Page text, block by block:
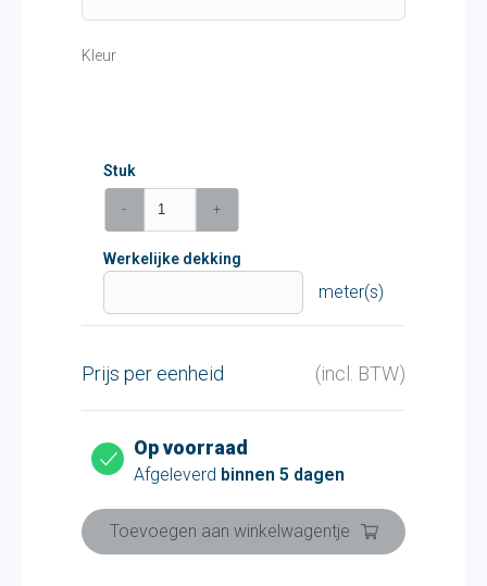
Kleur
Stuk
- +
Werkelijke dekking
meter(s)
Prijs per eenheid (incl. BTW)
Op voorraad
Afgeleverd binnen 5 dagen
Toevoegen aan winkelwagentje